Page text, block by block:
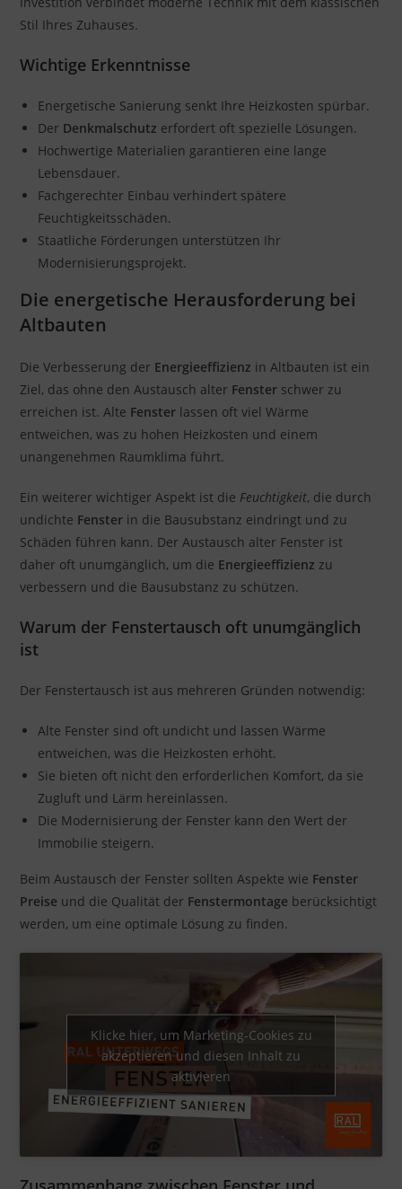
Stil Ihres Zuhauses.
Wichtige Erkenntnisse
Energetische Sanierung senkt Ihre Heizkosten spürbar.
Der Denkmalschutz erfordert oft spezielle Lösungen.
Hochwertige Materialien garantieren eine lange
Lebensdauer.
Fachgerechter Einbau verhindert spätere
Feuchtigkeitsschäden.
Staatliche Förderungen unterstützen Ihr
Modernisierungsprojekt.
Die energetische Herausforderung bei
Altbauten
Die Verbesserung der Energieeffizienz in Altbauten ist ein
Ziel, das ohne den Austausch alter Fenster schwer zu
erreichen ist. Alte Fenster lassen oft viel Wärme
entweichen, was zu hohen Heizkosten und einem
unangenehmen Raumklima führt.
Ein weiterer wichtiger Aspekt ist die Feuchtigkeit, die durch
undichte Fenster in die Bausubstanz eindringt und zu
Schäden führen kann. Der Austausch alter Fenster ist
daher oft unumgänglich, um die Energieeffizienz zu
verbessern und die Bausubstanz zu schützen.
Warum der Fenstertausch oft unumgänglich
ist
Der Fenstertausch ist aus mehreren Gründen notwendig:
Alte Fenster sind oft undicht und lassen Wärme
entweichen, was die Heizkosten erhöht.
Sie bieten oft nicht den erforderlichen Komfort, da sie
Zugluft und Lärm hereinlassen.
Die Modernisierung der Fenster kann den Wert der
Immobilie steigern.
Beim Austausch der Fenster sollten Aspekte wie Fenster
Preise und die Qualität der Fenstermontage berücksichtigt
werden, um eine optimale Lösung zu finden.
Klicke hier, um Marketing-Cookies zu
akzeptieren und diesen Inhalt zu
aktivieren